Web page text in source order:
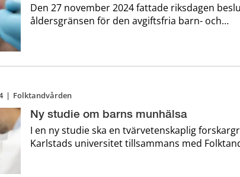
Den 27 november 2024 fattade riksdagen
åldersgränsen för den avgiftsfria barn- och
| Folktandvården
Ny studie om barns munhälsa
I en ny studie ska en tvärvetenskaplig
Karlstads universitet tillsammans med